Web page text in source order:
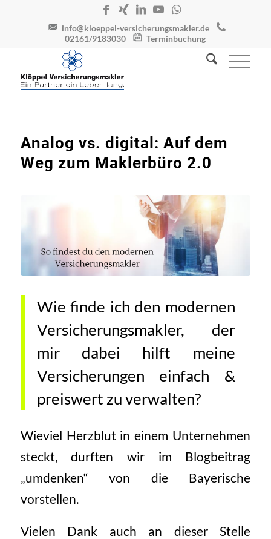
info@kloeppel-versicherungsmakler.de
02161/9183030
Terminbuchung
Analog vs. digital: Auf dem
Weg zum Maklerbüro 2.0
Wie finde ich den modernen
Versicherungsmakler, der
mir dabei hilft meine
Versicherungen einfach &
preiswert zu verwalten?
Wieviel Herzblut in einem Unternehmen
steckt, durften wir im Blogbeitrag
„umdenken“ von die Bayerische
vorstellen.
Vielen Dank auch an dieser Stelle